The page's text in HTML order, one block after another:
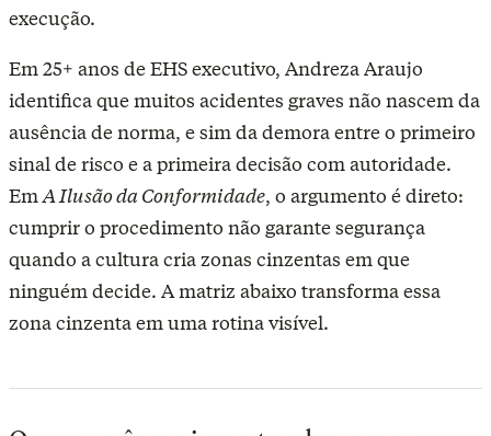
execução.
Em 25+ anos de EHS executivo, Andreza Araujo
identifica que muitos acidentes graves não nascem da
ausência de norma, e sim da demora entre o primeiro
sinal de risco e a primeira decisão com autoridade.
EmA Ilusão da Conformidade, o argumento é direto:
cumprir o procedimento não garante segurança
quando a cultura cria zonas cinzentas em que
ninguém decide. A matriz abaixo transforma essa
zona cinzenta em uma rotina visível.